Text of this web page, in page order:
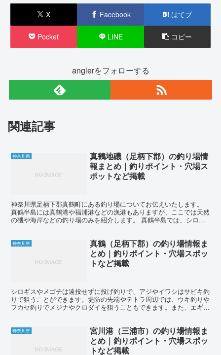
X Facebook はてブ
Pocket LINE コピー
anglerをフォローする
関連記事
神奈川県
真鶴地磯（足柄下郡）の釣り場情
報まとめ｜釣りポイント・穴場ス
ポットなど掲載
神奈川県足柄下郡真鶴町にある釣り場についてお伝えいたします。
真鶴半島には真鶴港や福浦港などの漁港もありますが、ここでは天然
の磯や海岸などの釣り場のみを紹介します。 真鶴半島では、シロギ
神奈川県
真鶴（足柄下郡）の釣り場情報ま
とめ｜釣りポイント・穴場スポッ
トなど掲載
シロギスやメゴチは遠投せずに投げ釣りで、アジやイワシはサビキ釣
りで狙うことができます。堤防の先端やテトラ周辺では、ウキ釣りや
フカセ釣りでメジナやクロダイを狙うこともできます。また、エギン
神奈川県
宮川港（三浦市）の釣り場情報ま
とめ｜釣りポイント・穴場スポッ
トなど掲載